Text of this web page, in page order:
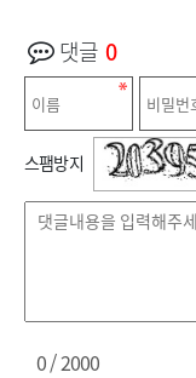
댓글 0
스팸방지
0/ 2000